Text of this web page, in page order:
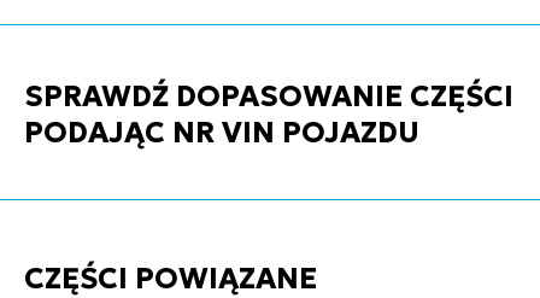
SPRAWDŹ DOPASOWANIE CZĘŚCI
PODAJĄC NR VIN POJAZDU
CZĘŚCI POWIĄZANE